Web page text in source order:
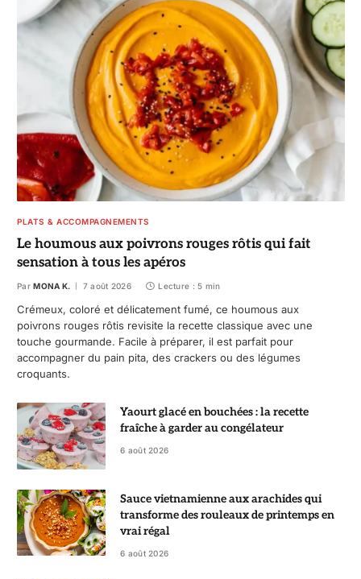
PLATS & ACCOMPAGNEMENTS
Le houmous aux poivrons rouges rôtis qui fait
sensation à tous les apéros
Par MONA K. 7 août 2026 Lecture : 5 min
Crémeux, coloré et délicatement fumé, ce houmous aux
poivrons rouges rôtis revisite la recette classique avec une
touche gourmande. Facile à préparer, il est parfait pour
accompagner du pain pita, des crackers ou des légumes
croquants.
Yaourt glacé en bouchées : la recette
fraîche à garder au congélateur
6 août 2026
Sauce vietnamienne aux arachides qui
transforme des rouleaux de printemps en
vrai régal
6 août 2026